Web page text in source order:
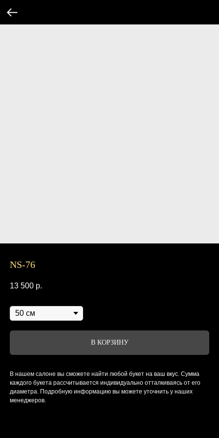
NS-76
13 500 р.
В КОРЗИНУ
В нашем салоне вы сможете найти любой букет на ваш вкус. Сумма
каждого букета рассчитывается индивидуально отталкиваясь от его
диаметра. Подробную информацию вы можете уточнить у наших
менеджеров.